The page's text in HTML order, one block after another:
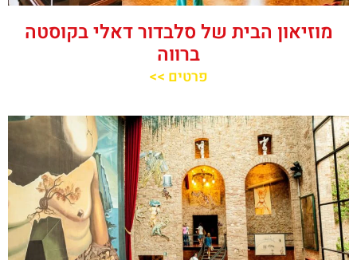
מוזיאון הבית של סלבדור דאלי בקוסטה
ברווה
פרטים >>